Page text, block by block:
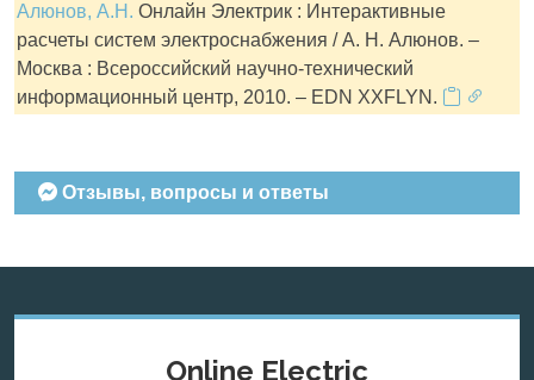
Алюнов, А.Н. Онлайн Электрик : Интерактивные
расчеты систем электроснабжения / А. Н. Алюнов. –
Москва : Всероссийский научно-технический
информационный центр, 2010. – EDN XXFLYN.
Отзывы, вопросы и ответы
Online Electric